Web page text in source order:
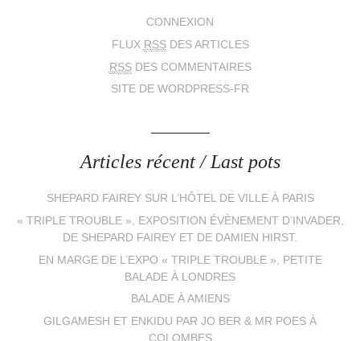
CONNEXION
FLUX RSSDES ARTICLES
RSSDES COMMENTAIRES
SITE DE WORDPRESS-FR
Articles récent / Last pots
SHEPARD FAIREY SUR L’HÔTEL DE VILLE À PARIS
« TRIPLE TROUBLE », EXPOSITION ÉVÈNEMENT D’INVADER,
DE SHEPARD FAIREY ET DE DAMIEN HIRST.
EN MARGE DE L’EXPO « TRIPLE TROUBLE », PETITE
BALADE À LONDRES
BALADE À AMIENS
GILGAMESH ET ENKIDU PAR JO BER & MR POES À
COLOMBES